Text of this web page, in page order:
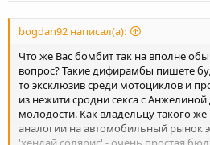
bogdan92 написал(а):
Что же Вас бомбит так на вполне
вопрос? Такие дифирамбы пишете
то эксклюзив среди мотоциклов и
из нежити сродни секса с
молодости. Как владельцу такого
аналогии на автомобильный рынок